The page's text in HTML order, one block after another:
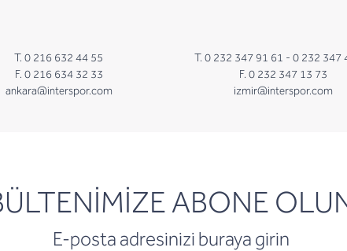
T. 0 216 632 44 55
F. 0 216 634 32 33
ankara@interspor.com
T. 0 232 347 91 61 - 0 232 347
F. 0 232 347 13 73
izmir@interspor.com
ABONE
E-posta adresinizi buraya girin
newsletter